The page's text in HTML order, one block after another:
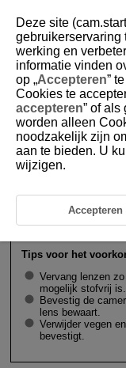
D388-021
RF/RF-S-
verwijderen
Een lens bevestigen
Waarschuwing
Tips voor het
Vervang lenzen
mogelijk stofvrij is.
Bevestig de
lens bewaart.
Verwijder vegen
bevestigt.
Deze site
gebruikerservaring
werking en
informatie vinden
op „Accepteren”
Cookies te
accepteren” of
worden alleen
noodzakelijk zijn
aan te bieden. U
wijzigen.
Accepteren